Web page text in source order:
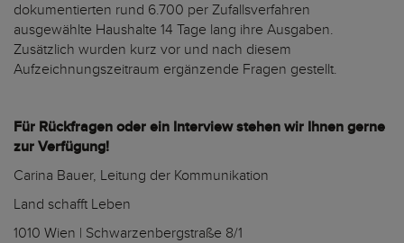
dokumentierten rund 6.700 per Zufallsverfahren
ausgewählte Haushalte 14 Tage lang ihre Ausgaben.
Zusätzlich wurden kurz vor und nach diesem
Aufzeichnungszeitraum ergänzende Fragen gestellt.
Für Rückfragen oder ein Interview stehen wir Ihnen gerne
zur Verfügung!
Carina Bauer, Leitung der Kommunikation
Land schafft Leben
1010 Wien | Schwarzenbergstraße 8/1